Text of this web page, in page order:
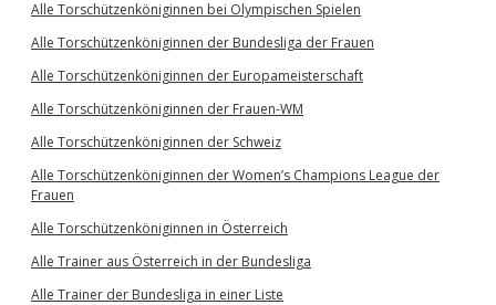
Alle Torschützenköniginnen bei Olympischen Spielen
Alle Torschützenköniginnen der Bundesliga der Frauen
Alle Torschützenköniginnen der Europameisterschaft
Alle Torschützenköniginnen der Frauen-WM
Alle Torschützenköniginnen der Schweiz
Alle Torschützenköniginnen der Women’s Champions League der
Frauen
Alle Torschützenköniginnen in Österreich
Alle Trainer aus Österreich in der Bundesliga
Alle Trainer der Bundesliga in einer Liste